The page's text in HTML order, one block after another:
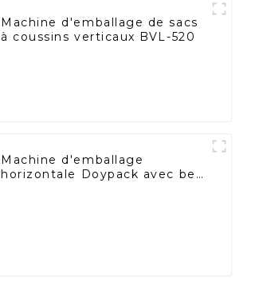
Machine d'emballage de sacs
à coussins verticaux BVL-520
Machine d'emballage
horizontale Doypack avec bec